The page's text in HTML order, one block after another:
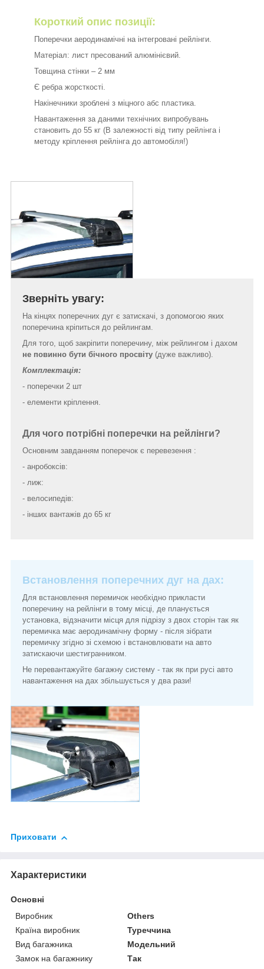
Короткий опис позиції:
Поперечки аеродинамічні на інтегровані рейлінги.
Матеріал: лист пресований алюмінієвий.
Товщина стінки – 2 мм
Є ребра жорсткості.
Накінечники зроблені з міцного абс пластика.
Навантаження за даними технічних випробувань
становить до 55 кг (В залежності від типу рейлінга і
методу кріплення рейлінга до автомобіля!)
Зверніть увагу:
На кінцях поперечних дуг є затискачі, з допомогою яких
поперечина кріпиться до рейлингам.
Для того, щоб закріпити поперечину, між рейлингом і дахом
не повинно бути бічного просвіту (дуже важливо).
Комплектація:
- поперечки 2 шт
- елементи кріплення.
Для чого потрібні поперечки на рейлінги?
Основним завданням поперечок є перевезення :
- анробоксів:
- лиж:
- велосипедів:
- інших вантажів до 65 кг
Встановлення поперечних дуг на дах:
Для встановлення перемичок необхідно прикласти
поперечину на рейлінги в тому місці, де планується
установка, відзначити місця для підрізу з двох сторін так як
перемичка має аеродинамічну форму - після зібрати
перемичку згідно зі схемою і встановлювати на авто
затискаючи шестигранником.
Не перевантажуйте багажну систему - так як при русі авто
навантаження на дах збільшується у два рази!
Приховати
Характеристики
Основні
Виробник
Others
Країна виробник
Туреччина
Вид багажника
Модельний
Замок на багажнику
Так